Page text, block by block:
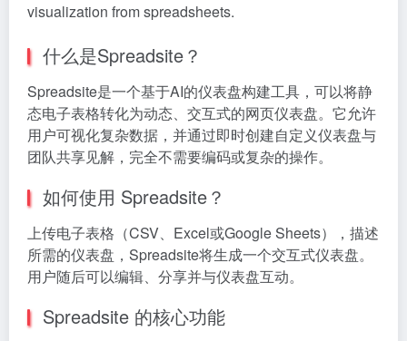
visualization from spreadsheets.
什么是Spreadsite？
Spreadsite是一个基于AI的仪表盘构建工具，可以将静
态电子表格转化为动态、交互式的网页仪表盘。它允许
用户可视化复杂数据，并通过即时创建自定义仪表盘与
团队共享见解，完全不需要编码或复杂的操作。
如何使用 Spreadsite？
上传电子表格（CSV、Excel或Google Sheets），描述
所需的仪表盘，Spreadsite将生成一个交互式仪表盘。
用户随后可以编辑、分享并与仪表盘互动。
Spreadsite 的核心功能